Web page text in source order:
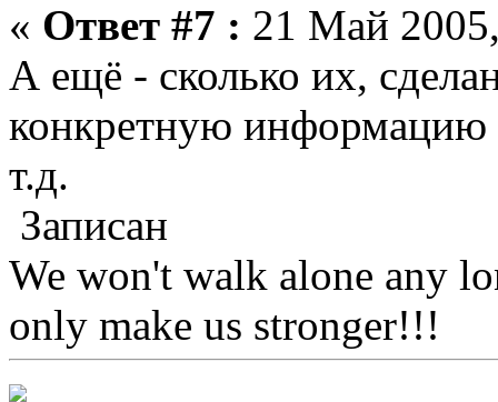
« Ответ #7 : 21 Май
А ещё - сколько их,
конкретную
т.д.
Записан
We won't walk alone any
only make us stronger!!!